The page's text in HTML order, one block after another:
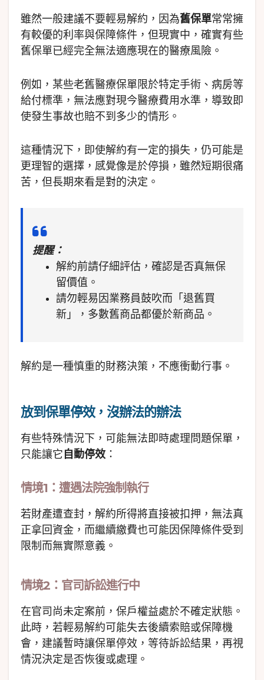
雖然一般建議不要輕易解約，因為舊保單常常擁
有較優的利率與保障條件，但現實中，確實有些
舊保單已經完全無法適應現在的醫療風險。
例如，某些老舊醫療保單限於特定手術、病房等
給付標準，無法應對現今醫療費用水準，導致即
使發生事故也賠不到多少的情形。
這種情況下，即使解約有一定的損失，仍可能是
更理智的選擇，感覺像是於停損，雖然短期很痛
苦，但長期來看是對的決定。
提醒：
解約前請仔細評估，確認是否真無保
留價值。
請勿輕易因業務員鼓吹而「退舊買
新」，多數舊商品都優於新商品。
解約是一種慎重的財務決策，不應衝動行事。
放到保單停效，沒辦法的辦法
有些特殊情況下，可能無法即時處理問題保單，
只能讓它 自動停效 ：
情境1：遭遇法院強制執行
若財產遭查封，解約所得將直接被扣押，無法真
正拿回資金，而繼續繳費也可能因保障條件受到
限制而無實際意義。
情境2：官司訴訟進行中
在官司尚未定案前，保戶權益處於不確定狀態。
此時，若輕易解約可能失去後續索賠或保障機
會，建議暫時讓保單停效，等待訴訟結果，再視
情況決定是否恢復或處理。